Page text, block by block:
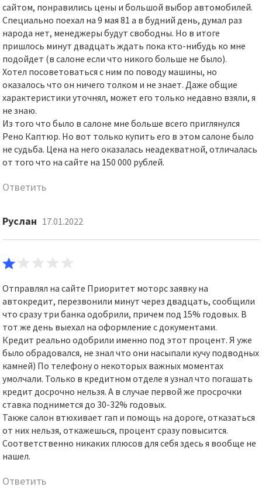
сайтом, понравились цены и большой выбор автомобилей.
Специально поехал на 9 мая 81 а в будний день, думал раз
народа нет, менеджеры будут свободны. Но в итоге
пришлось минут двадцать ждать пока кто-нибудь ко мне
подойдет (в салоне если что никого больше не было).
Хотел посоветоваться с ним по поводу машины, но
оказалось что он ничего толком и не знает. Даже общие
характеристики уточнял, может его только недавно взяли, я
не знаю.
Из того что было в салоне мне больше всего приглянулся
Рено Каптюр. Но вот только купить его в этом салоне было
не судьба. Цена на него оказалась неадекватной, отличалась
от того что на сайте на 150 000 рублей.
Ответить
Руслан 17.01.2022
Отправлял на сайте Приоритет моторс заявку на
автокредит, перезвонили минут через двадцать, сообщили
что сразу три банка одобрили, причем под 15% годовых. В
тот же день выехал на оформление с документами.
Кредит реально одобрили именно под этот процент. Я уже
было обрадовался, не знал что они насыпали кучу подводных
камней) По телефону о некоторых важных моментах
умолчали. Только в кредитном отделе я узнал что погашать
кредит досрочно нельзя. А в случае первой же просрочки
ставка поднимется до 30-32% годовых.
Также салон втюхивает гап и помощь на дороге, отказаться
от них нельзя, откажешься, процент сразу повысится.
Соответственно никаких плюсов для себя здесь я вообще не
нашел.
Ответить